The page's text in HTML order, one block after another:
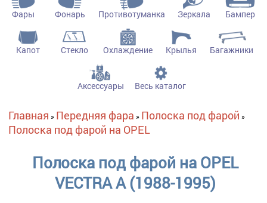
Фары Фонарь Противотуманка Зеркала Бампер
Капот Стекло Охлаждение Крылья Багажники
Аксессуары Весь каталог
Вы здесь
Главная » Передняя фара » Полоска под фарой »
Полоска под фарой на OPEL
Полоска под фарой на OPEL
VECTRA A (1988-1995)